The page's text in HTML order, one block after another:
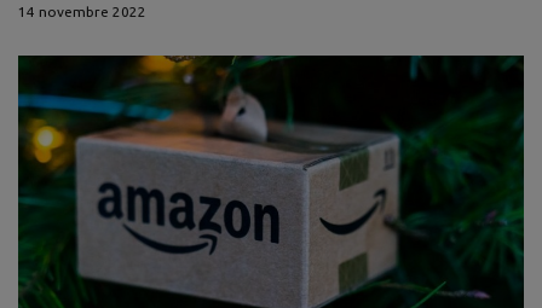
14 novembre 2022